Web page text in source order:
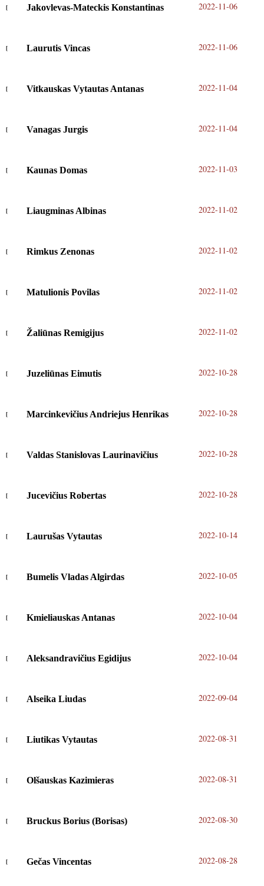
Jakovlevas-Mateckis Konstantinas 2022-11-06
Laurutis Vincas 2022-11-06
Vitkauskas Vytautas Antanas 2022-11-04
Vanagas Jurgis 2022-11-04
Kaunas Domas 2022-11-03
Liaugminas Albinas 2022-11-02
Rimkus Zenonas 2022-11-02
Matulionis Povilas 2022-11-02
Žaliūnas Remigijus 2022-11-02
Juzeliūnas Eimutis 2022-10-28
Marcinkevičius Andriejus Henrikas 2022-10-28
Valdas Stanislovas Laurinavičius 2022-10-28
Jucevičius Robertas 2022-10-28
Laurušas Vytautas 2022-10-14
Bumelis Vladas Algirdas 2022-10-05
Kmieliauskas Antanas 2022-10-04
Aleksandravičius Egidijus 2022-10-04
Alseika Liudas 2022-09-04
Liutikas Vytautas 2022-08-31
Olšauskas Kazimieras 2022-08-31
Bruckus Borius (Borisas) 2022-08-30
Gečas Vincentas 2022-08-28